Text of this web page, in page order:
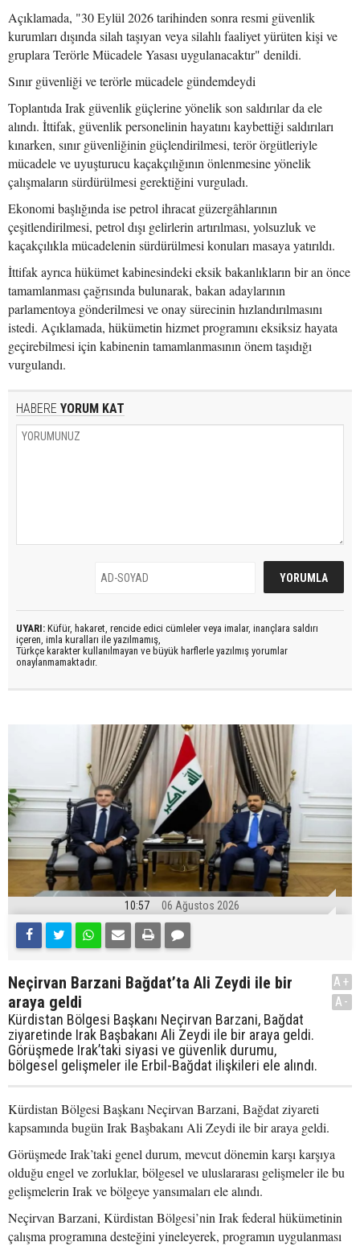
Açıklamada, "30 Eylül 2026 tarihinden sonra resmi güvenlik
kurumları dışında silah taşıyan veya silahlı faaliyet yürüten kişi ve
gruplara Terörle Mücadele Yasası uygulanacaktır" denildi.
Sınır güvenliği ve terörle mücadele gündemdeydi
Toplantıda Irak güvenlik güçlerine yönelik son saldırılar da ele
alındı. İttifak, güvenlik personelinin hayatını kaybettiği saldırıları
kınarken, sınır güvenliğinin güçlendirilmesi, terör örgütleriyle
mücadele ve uyuşturucu kaçakçılığının önlenmesine yönelik
çalışmaların sürdürülmesi gerektiğini vurguladı.
Ekonomi başlığında ise petrol ihracat güzergâhlarının
çeşitlendirilmesi, petrol dışı gelirlerin artırılması, yolsuzluk ve
kaçakçılıkla mücadelenin sürdürülmesi konuları masaya yatırıldı.
İttifak ayrıca hükümet kabinesindeki eksik bakanlıkların bir an önce
tamamlanması çağrısında bulunarak, bakan adaylarının
parlamentoya gönderilmesi ve onay sürecinin hızlandırılmasını
istedi. Açıklamada, hükümetin hizmet programını eksiksiz hayata
geçirebilmesi için kabinenin tamamlanmasının önem taşıdığı
vurgulandı.
HABERE YORUM KAT
UYARI: Küfür, hakaret, rencide edici cümleler veya imalar, inançlara saldırı
içeren, imla kuralları ile yazılmamış,
Türkçe karakter kullanılmayan ve büyük harflerle yazılmış yorumlar
onaylanmamaktadır.
10:57 06 Ağustos 2026
Neçirvan Barzani Bağdat’ta Ali Zeydi ile bir
araya geldi
Kürdistan Bölgesi Başkanı Neçirvan Barzani, Bağdat
ziyaretinde Irak Başbakanı Ali Zeydi ile bir araya geldi.
Görüşmede Irak’taki siyasi ve güvenlik durumu,
bölgesel gelişmeler ile Erbil-Bağdat ilişkileri ele alındı.
A+
A-
Kürdistan Bölgesi Başkanı Neçirvan Barzani, Bağdat ziyareti
kapsamında bugün Irak Başbakanı Ali Zeydi ile bir araya geldi.
Görüşmede Irak’taki genel durum, mevcut dönemin karşı karşıya
olduğu engel ve zorluklar, bölgesel ve uluslararası gelişmeler ile bu
gelişmelerin Irak ve bölgeye yansımaları ele alındı.
Neçirvan Barzani, Kürdistan Bölgesi’nin Irak federal hükümetinin
çalışma programına desteğini yineleyerek, programın uygulanması